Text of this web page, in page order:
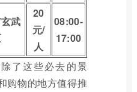
武
20
元/
人
08:00-
17:00
了这些必去的景
购物的地方值得推